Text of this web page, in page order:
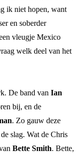
ik niet hopen, want
en soberder
vleugje Mexico
welk deel van het
De band van Ian
bij, en de
. Zo gauw deze
slag. Wat de Chris
Bette Smith. Bette,